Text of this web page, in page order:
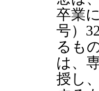
卒業
号）
るも
は、
授し